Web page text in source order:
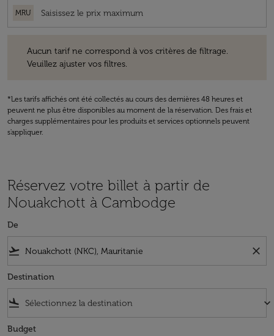
MRU
Aucun tarif ne correspond à vos critères de filtrage.
Veuillez ajuster vos filtres.
*Les tarifs affichés ont été collectés au cours des dernières 48 heures et
peuvent ne plus être disponibles au moment de la réservation. Des frais et
charges supplémentaires pour les produits et services optionnels peuvent
s'appliquer.
Réservez votre billet à partir de
Nouakchott à Cambodge
De
flight_takeoff close
Destination
flight_land keyboard_arrow_down
Budget